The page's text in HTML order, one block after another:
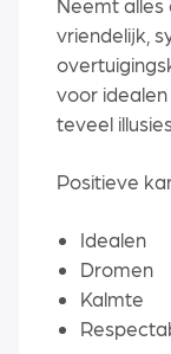
vriendelijk,
voor
teveel
Positieve
Idealen
Dromen
Kalmte